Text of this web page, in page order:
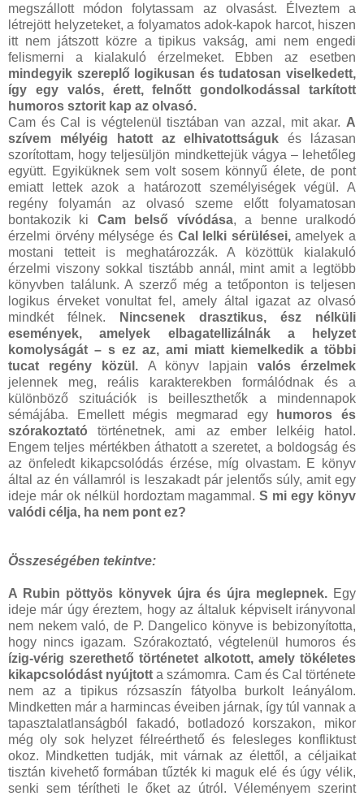
megszállott módon folytassam az olvasást. Élveztem a
létrejött helyzeteket, a folyamatos adok-kapok harcot, hiszen
itt nem játszott közre a tipikus vakság, ami nem engedi
felismerni a kialakuló érzelmeket. Ebben az esetben
mindegyik szereplő logikusan és tudatosan viselkedett,
így egy valós, érett, felnőtt gondolkodással tarkított
humoros sztorit kap az olvasó.
Cam és Cal is végtelenül tisztában van azzal, mit akar. A
szívem mélyéig hatott az elhivatottságukés lázasan
szorítottam, hogy teljesüljön mindkettejük vágya – lehetőleg
együtt. Egyiküknek sem volt sosem könnyű élete, de pont
emiatt lettek azok a határozott személyiségek végül. A
regény folyamán az olvasó szeme előtt folyamatosan
bontakozik ki Cam belső vívódása, a benne uralkodó
érzelmi örvény mélysége és Cal lelki sérülései,amelyek a
mostani tetteit is meghatározzák. A közöttük kialakuló
érzelmi viszony sokkal tisztább annál, mint amit a legtöbb
könyvben találunk. A szerző még a tetőponton is teljesen
logikus érveket vonultat fel, amely által igazat az olvasó
mindkét félnek.
Nincsenek drasztikus, ész nélküli
események, amelyek elbagatellizálnák a helyzet
komolyságát – s ez az, ami miatt kiemelkedik a többi
tucat regény közül. A könyv lapjainvalós érzelmek
jelennek meg, reális karakterekben formálódnak és a
különböző szituációk is beilleszthetők a mindennapok
sémájába. Emellett mégis megmarad egy
humoros és
szórakoztatótörténetnek, ami az ember lelkéig hatol.
Engem teljes mértékben áthatott a szeretet, a boldogság és
az önfeledt kikapcsolódás érzése, míg olvastam. E könyv
által az én vállamról is leszakadt pár jelentős súly, amit egy
ideje már ok nélkül hordoztam magammal. S mi egy könyv
valódi célja, ha nem pont ez?
Összeségében tekintve:
A Rubin pöttyös könyvek újra és újra meglepnek. Egy
ideje már úgy éreztem, hogy az általuk képviselt irányvonal
nem nekem való, de P. Dangelico könyve is bebizonyította,
hogy nincs igazam. Szórakoztató, végtelenül humoros és
ízig-vérig szerethető történetet alkotott, amely tökéletes
kikapcsolódást nyújtott a számomra. Cam és Cal története
nem az a tipikus rózsaszín fátyolba burkolt leányálom.
Mindketten már a harmincas éveiben járnak, így túl vannak a
tapasztalatlanságból fakadó, botladozó korszakon, mikor
még oly sok helyzet félreérthető és felesleges konfliktust
okoz. Mindketten tudják, mit várnak az élettől, a céljaikat
tisztán kivehető formában tűzték ki maguk elé és úgy vélik,
senki sem térítheti le őket az útról. Véleményem szerint